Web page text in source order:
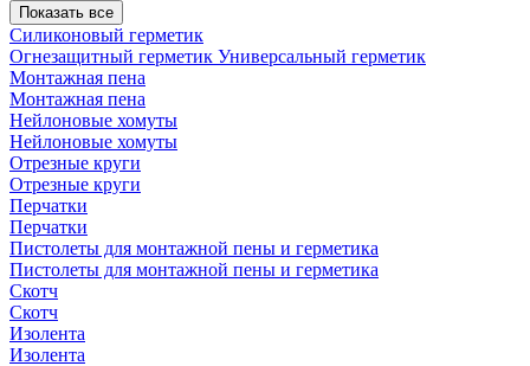
Показать все
Силиконовый герметик
Огнезащитный герметик Универсальный герметик
Монтажная пена
Монтажная пена
Нейлоновые хомуты
Нейлоновые хомуты
Отрезные круги
Отрезные круги
Перчатки
Перчатки
Пистолеты для монтажной пены и герметика
Пистолеты для монтажной пены и герметика
Скотч
Скотч
Изолента
Изолента